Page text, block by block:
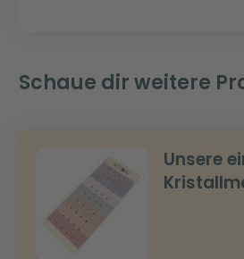
Schaue dir weitere
Unsere